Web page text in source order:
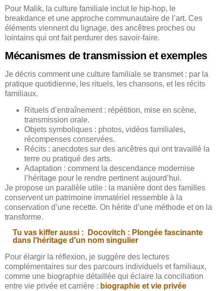
Pour Malik, la culture familiale inclut le hip-hop, le
breakdance et une approche communautaire de l’art. Ces
éléments viennent du lignage, des ancêtres proches ou
lointains qui ont fait perdurer des savoir-faire.
Mécanismes de transmission et exemples
Je décris comment une culture familiale se transmet : par la
pratique quotidienne, les rituels, les chansons, et les récits
familiaux.
Rituels d’entraînement : répétition, mise en scène,
transmission orale.
Objets symboliques : photos, vidéos familiales,
récompenses conservées.
Récits : anecdotes sur des ancêtres qui ont travaillé la
terre ou pratiqué des arts.
Adaptation : comment la descendance modernise
l’héritage pour le rendre pertinent aujourd’hui.
Je propose un parallèle utile : la manière dont des familles
conservent un patrimoine immatériel ressemble à la
conservation d’une recette. On hérite d’une méthode et on la
transforme.
Tu vas kiffer aussi :
Docovitch : Plongée fascinante
dans l'héritage d'un nom singulier
Pour élargir la réflexion, je suggère des lectures
complémentaires sur des parcours individuels et familiaux,
comme une biographie détaillée qui éclaire la conciliation
entre vie privée et carrière : biographie et vie privée